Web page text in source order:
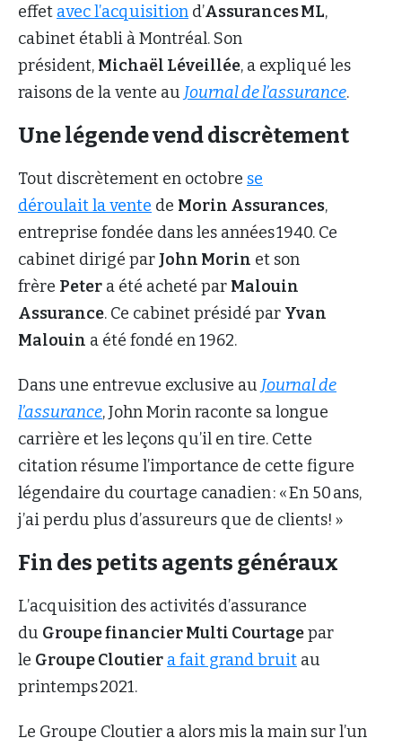
effet avec l’acquisition d’Assurances ML,
cabinet établi à Montréal. Son
président, Michaël Léveillée, a expliqué les
raisons de la vente au Journal de l’assurance.
Une légende vend discrètement
Tout discrètement en octobre se
déroulait la vente de Morin Assurances,
entreprise fondée dans les années 1940. Ce
cabinet dirigé par John Morin et son
frère Peter a été acheté par Malouin
Assurance. Ce cabinet présidé par Yvan
Malouin a été fondé en 1962.
Dans une entrevue exclusive au Journal de
l’assurance, John Morin raconte sa longue
carrière et les leçons qu’il en tire. Cette
citation résume l’importance de cette figure
légendaire du courtage canadien : « En 50 ans,
j’ai perdu plus d’assureurs que de clients! »
Fin des petits agents généraux
L’acquisition des activités d’assurance
du Groupe financier Multi Courtagepar
le Groupe Cloutier a fait grand bruit au
printemps 2021.
Le Groupe Cloutier a alors mis la main sur l’un